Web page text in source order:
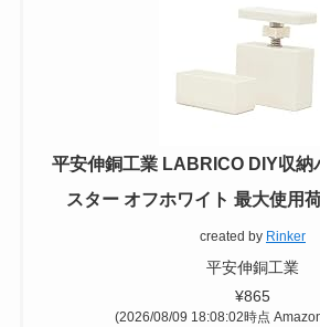
平安伸銅工業 LABRICO DIY収納
スター オフホワイト 最大使用
created by Rinker
平安伸銅工業
¥865
(2026/08/09 18:08:02時点